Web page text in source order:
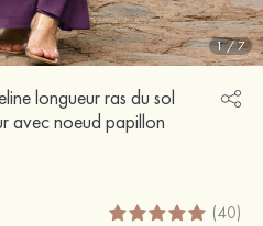
1/7
longueur ras du sol
avec noeud papillon
(40)